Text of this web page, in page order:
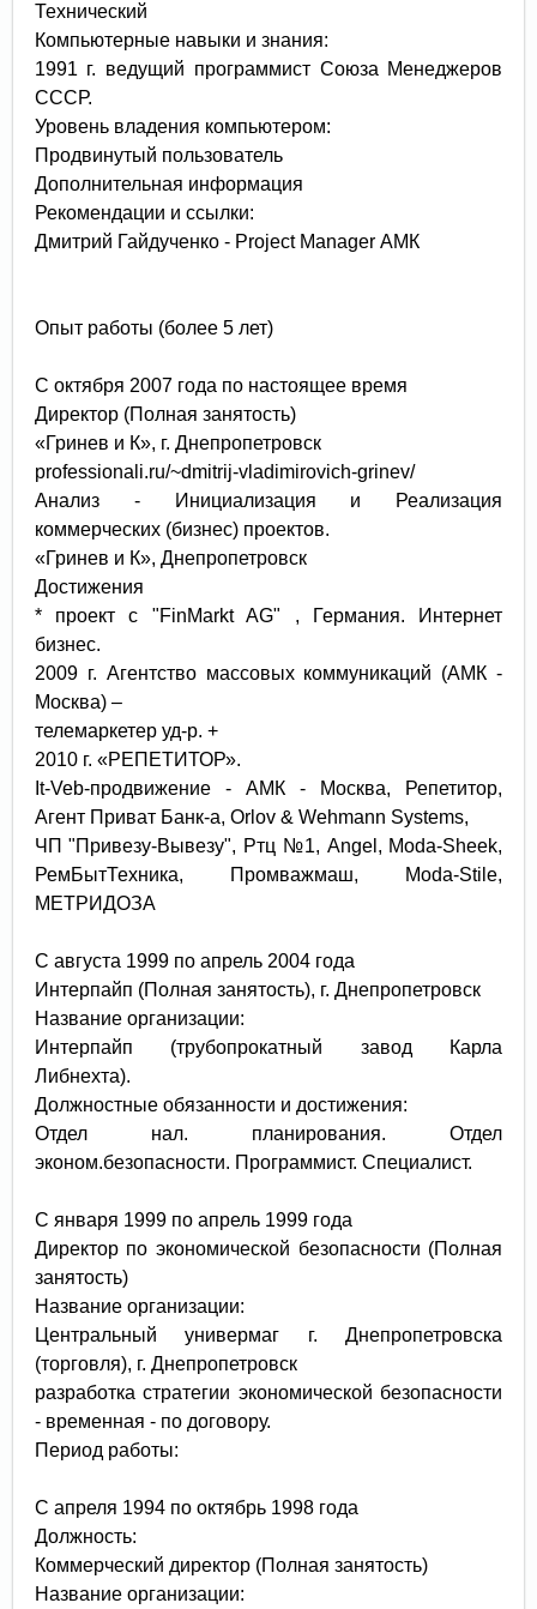
Технический
Компьютерные навыки и знания:
1991 г. ведущий программист Союза Менеджеров
СССР.
Уровень владения компьютером:
Продвинутый пользователь
Дополнительная информация
Рекомендации и ссылки:
Дмитрий Гайдученко - Project Manager АМК
Опыт работы (более 5 лет)
С октября 2007 года по настоящее время
Директор (Полная занятость)
«Гринев и К», г. Днепропетровск
professionali.ru/~dmitrij-vladimirovich-grinev/
Анализ - Инициализация и Реализация
коммерческих (бизнес) проектов.
«Гринев и К», Днепропетровск
Достижения
* проект с "FinMarkt AG" , Германия. Интернет
бизнес.
2009 г. Агентство массовых коммуникаций (АМК -
Москва) –
телемаркетер уд-р. +
2010 г. «РЕПЕТИТОР».
It-Veb-продвижение - АМК - Москва, Репетитор,
Агент Приват Банк-а, Orlov & Wehmann Systems,
ЧП "Привезу-Вывезу", Ртц №1, Angel, Мoda-Sheek,
РемБытТехника, Промважмаш, Moda-Stile,
МЕТРИДОЗА
С августа 1999 по апрель 2004 года
Интерпайп (Полная занятость), г. Днепропетровск
Название организации:
Интерпайп (трубопрокатный завод Карла
Либнехта).
Должностные обязанности и достижения:
Отдел нал. планирования. Отдел
эконом.безопасности. Программист. Специалист.
С января 1999 по апрель 1999 года
Директор по экономической безопасности (Полная
занятость)
Название организации:
Центральный универмаг г. Днепропетровска
(торговля), г. Днепропетровск
разработка стратегии экономической безопасности
- временная - по договору.
Период работы:
С апреля 1994 по октябрь 1998 года
Должность:
Коммерческий директор (Полная занятость)
Название организации: